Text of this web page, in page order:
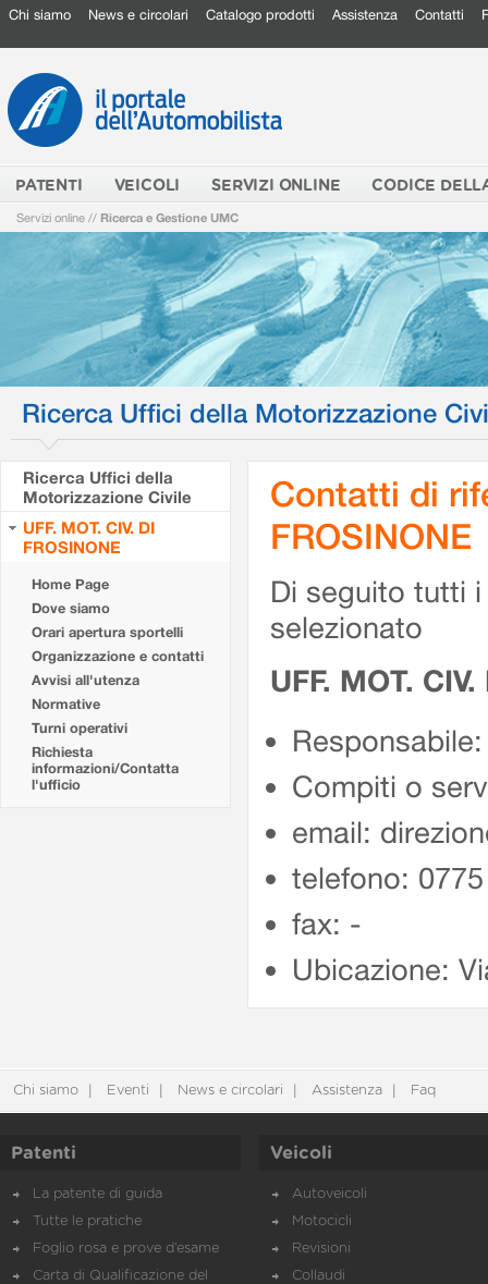
Chi siamo News e circolari Catalogo prodotti Assistenza Contatti
PATENTI VEICOLI SERVIZI ONLINE CODICE
Servizi online // Ricerca e Gestione UMC
Ricerca Uffici della Motorizzazione
Ricerca Uffici della
Motorizzazione Civile
UFF. MOT. CIV. DI
FROSINONE
Home Page
Dove siamo
Orari apertura sportelli
Organizzazione e contatti
Avvisi all'utenza
Normative
Turni operativi
Richiesta
informazioni/Contatta
l'ufficio
Contatti di
FROSINONE
Di seguito tutti
selezionato
UFF. MOT.
Compiti o
email:
telefono:
fax: -
Ubicazione:
Chi siamo Eventi News e circolari Assistenza Faq
Patenti
La patente di guida
Tutte le pratiche
Foglio rosa e prove d’esame
Carta di Qualificazione del
Veicoli
Autoveicoli
Motocicli
Revisioni
Collaudi